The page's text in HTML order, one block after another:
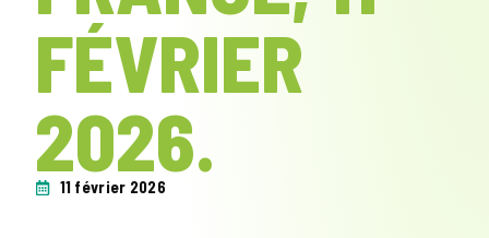
FÉVRIER
2026.
11 février 2026